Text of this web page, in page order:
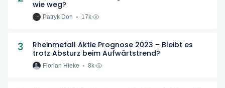
wie weg?
Patryk Don 17k
3
Rheinmetall Aktie Prognose 2023 – Bleibt es
trotz Absturz beim Aufwärtstrend?
Florian Hieke 8k